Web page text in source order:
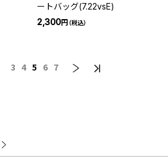
ートバッグ(7.22vsE)
2,300円（税込）
3 4 5 6 7